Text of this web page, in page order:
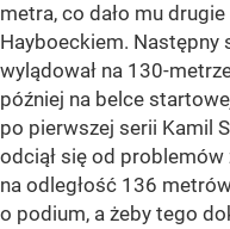
metra, co dało mu
Hayboeckiem. Następny
wylądował na 130-
później na belce
po pierwszej serii Kamil
odciął się od problemów
na odległość 136
o podium, a żeby tego